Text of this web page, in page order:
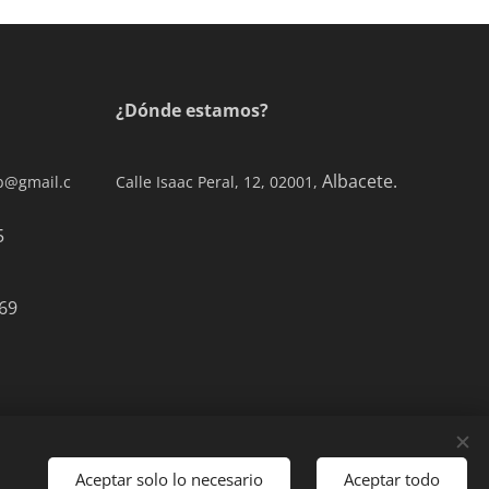
65
¿Dónde estamos?
Calle Isaac Peral, 12, 02001, Albacete.
Aceptar solo lo necesario Aceptar todo